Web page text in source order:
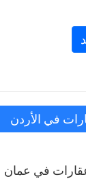
في الأردن
في عمان